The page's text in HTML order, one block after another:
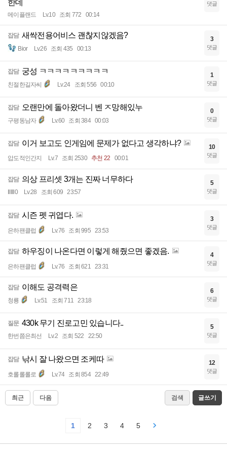
한데
메이플랜드 Lv.10 조회 772 00:14
댓글
잡담 새싹전용어비스 괜찮지않겠음?
Bior Lv.26 조회 435 00:13
3
댓글
잡담 궁성 ㅋㅋㅋㅋㅋㅋㅋㅋㅋ
친절한길자씨 Lv.24 조회 556 00:10
1
댓글
잡담 오랜만에 돌아왔더니 벤 ㅈ망해있누
구평동남자 Lv.60 조회 384 00:03
0
댓글
잡담 이거 보고도 인게임에 문제가 없다고 생각하냐?
압도적인간지 Lv.7 조회 2530 추천 22 00:01
10
댓글
잡담 의상 프리셋 3개는 진짜 너무하다
Illlll0 Lv.28 조회 609 23:57
5
댓글
잡담 시즌 펫 귀엽다.
은하팬클럽 Lv.76 조회 995 23:53
3
댓글
잡담 하우징이 나온다면 이렇게 해줬으면 좋겠음.
은하팬클럽 Lv.76 조회 621 23:31
4
댓글
잡담 이해도 공격력은
청룡 Lv.51 조회 711 23:18
6
댓글
질문 430k 무기 진로고민 있습니다..
한번쯤은최선 Lv.2 조회 522 22:50
5
댓글
잡담 낚시 잘 나왔으면 조케따
호롤롤롤로 Lv.74 조회 854 22:49
12
댓글
최근 다음 검색 글쓰기
1 2 3 4 5